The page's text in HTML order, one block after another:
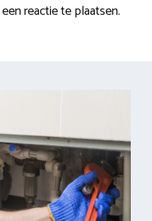
reactie te plaatsen.